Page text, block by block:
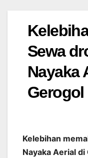
Sewa
Nayaka
Gerogol
Kelebihan
Nayaka Aerial di